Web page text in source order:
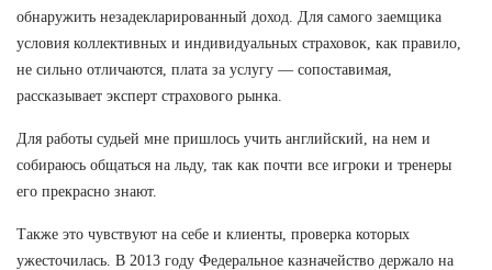
обнаружить незадекларированный доход. Для самого заемщика
условия коллективных и индивидуальных страховок, как правило,
не сильно отличаются, плата за услугу — сопоставимая,
рассказывает эксперт страхового рынка.
Для работы судьей мне пришлось учить английский, на нем и
собираюсь общаться на льду, так как почти все игроки и тренеры
его прекрасно знают.
Также это чувствуют на себе и клиенты, проверка которых
ужесточилась. В 2013 году Федеральное казначейство держало на